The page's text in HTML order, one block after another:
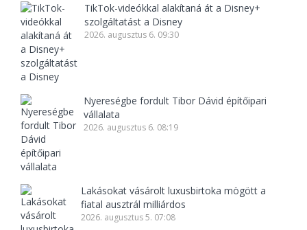
TikTok-videókkal alakítaná át a Disney+
szolgáltatást a Disney
2026. augusztus 6. 09:30
Nyereségbe fordult Tibor Dávid építőipari
vállalata
2026. augusztus 6. 08:19
Lakásokat vásárolt luxusbirtoka mögött a
fiatal ausztrál milliárdos
2026. augusztus 5. 07:08